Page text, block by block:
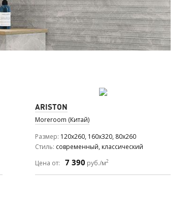
ARISTON
Moreroom (Китай)
Размер 120x260, 160x320, 80x260
Стиль современный, классический
Цена от:
7 390 руб./м2